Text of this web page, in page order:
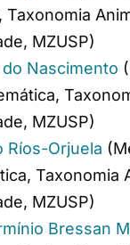
Taxonomia
MZUSP)
do Nascimento
MZUSP)
Ríos-Orjuela
Taxonomia
MZUSP)
Bressan